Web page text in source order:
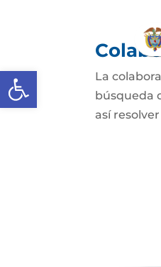
Abrir barra de herramientas
La
búsqueda
así